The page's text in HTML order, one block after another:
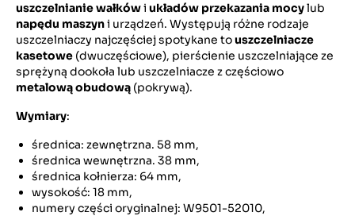
uszczelnianie wałkówi układów przekazania mocylub
napędu maszyni urządzeń. Występują różne rodzaje
uszczelniaczy najczęściej spotykane touszczelniacze
kasetowe (dwuczęściowe), pierścienie uszczelniające ze
sprężyną dookoła lub uszczelniacze z częściowo
metalową obudową (pokrywą).
Wymiary:
średnica: zewnętrzna. 58 mm,
średnica wewnętrzna. 38 mm,
średnica kołnierza: 64 mm,
wysokość: 18 mm,
numery części oryginalnej: W9501-52010,